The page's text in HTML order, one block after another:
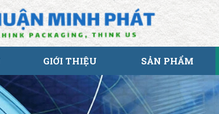
GIỚI THIỆU SẢN PHẨM